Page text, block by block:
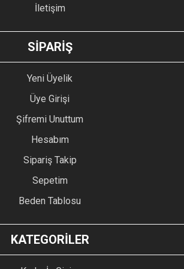
GÖNDER
İletişim
SİPARİŞ
Yeni Üyelik
Üye Girişi
Şifremi Unuttum
Hesabım
Sipariş Takip
Sepetim
Beden Tablosu
KATEGORİLER